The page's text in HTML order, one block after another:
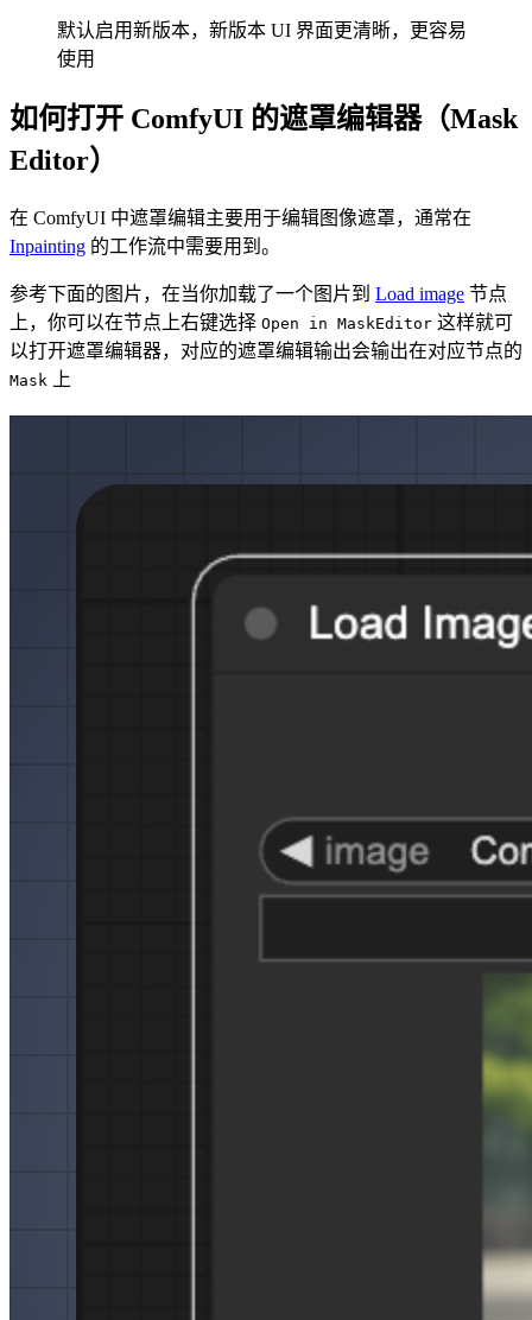
默认启用新版本，新版本 UI 界面更清晰，更容易
使用
如何打开 ComfyUI 的遮罩编辑器（Mask
Editor）
在 ComfyUI 中遮罩编辑主要用于编辑图像遮罩，通常在
Inpainting 的工作流中需要用到。
参考下面的图片，在当你加载了一个图片到 Load image 节点
上，你可以在节点上右键选择 Open in MaskEditor 这样就可
以打开遮罩编辑器，对应的遮罩编辑输出会输出在对应节点的
Mask 上